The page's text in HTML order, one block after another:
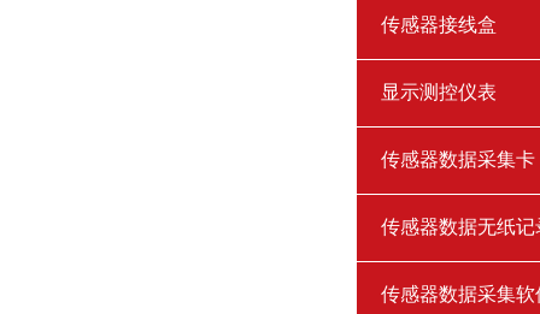
传感器接线盒
显示测控仪表
传感器数据采集卡
传感器数据无纸
传感器数据采集软